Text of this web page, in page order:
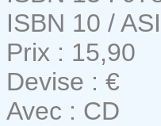
ISBN 10 /
Prix : 15,90
Devise : €
Avec : CD